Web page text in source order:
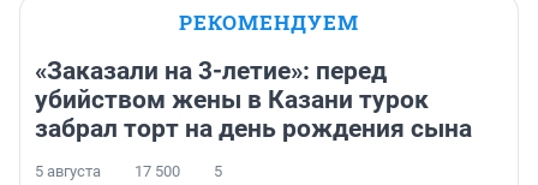
РЕКОМЕНДУЕМ
«Заказали на 3-летие»: перед
убийством жены в Казани турок
забрал торт на день рождения сына
5 августа 17 500 5